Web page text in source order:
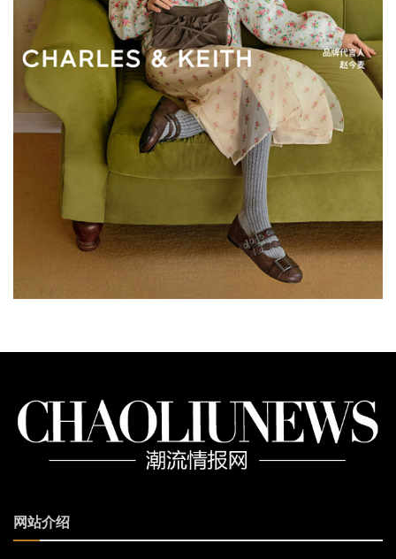
网站介绍